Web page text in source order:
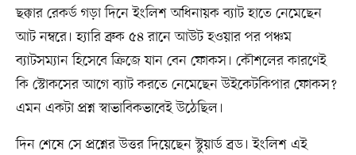
ছক্কার রেকর্ড গড়া দিনে ইংলিশ অধিনায়ক ব্যাট হাতে নেমেছেন
আট নম্বরে। হ্যারি ব্রুক ৫৪ রানে আউট হওয়ার পর পঞ্চম
ব্যাটসম্যান হিসেবে ক্রিজে যান বেন ফোকস। কৌশলের কারণেই
কি স্টোকসের আগে ব্যাট করতে নেমেছেন উইকেটকিপার ফোকস?
এমন একটা প্রশ্ন স্বাভাবিকভাবেই উঠেছিল।
দিন শেষে সে প্রশ্নের উত্তর দিয়েছেন স্টুয়ার্ড ব্রড। ইংলিশ এই